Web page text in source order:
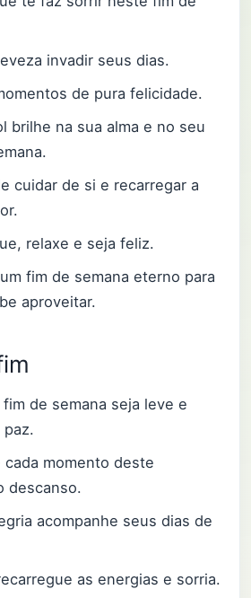
invadir seus dias.
de pura felicidade.
brilhe na sua alma e no seu
cuidar de si e recarregar a
relaxe e seja feliz.
fim de semana eterno para
aproveitar.
de semana seja leve e
cada momento deste
descanso.
acompanhe seus dias de
as energias e sorria.